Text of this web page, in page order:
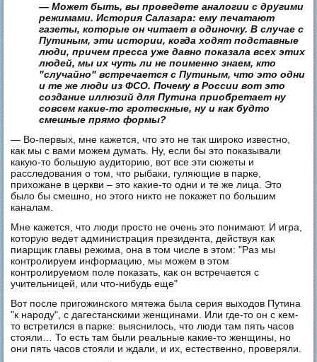
— Может быть, вы проведете аналогии с другими
режимами. История Салазара: ему печатают
газеты, которые он читает в одиночку. В случае с
Путиным, эти истории, когда ходят подставные
люди, причем пресса уже давно показала всех этих
людей, мы их чуть ли не поименно знаем, кто
"случайно" встречается с Путиным, что это одни
и те же люди из ФСО. Почему в России вот это
создание иллюзий для Путина приобретает ну
совсем какие-то гротескные, ну и как будто
смешные прямо формы?
— Во-первых, мне кажется, что это не так широко известно,
как мы с вами можем думать. Ну, если бы это показывали
какую-то большую аудиторию, вот все эти сюжеты и
расследования о том, что рыбаки, гуляющие в парке,
прихожане в церкви – это какие-то одни и те же лица. Это
было бы смешно, но этого никто не покажет по большим
каналам.
Мне кажется, что люди просто не очень это понимают. И игра,
которую ведет администрация президента, действуя как
пиарщик главы режима, она в том числе в этом: "Раз мы
контролируем информацию, мы можем в этом
контролируемом поле показать, как он встречается с
учительницей, или что-нибудь еще"
Вот после пригожинского мятежа была серия выходов Путина
"к народу", с дагестанскими женщинами. Или где-то он с кем-
то встретился в парке: выяснилось, что люди там пять часов
стояли… То есть там были реальные какие-то женщины, но
они пять часов стояли и ждали, и их, естественно, проверяли.